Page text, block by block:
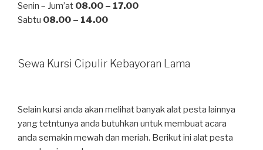
Senin – Jum’at 08.00 – 17.00
Sabtu 08.00 – 14.00
Sewa Kursi Cipulir Kebayoran Lama
Selain kursi anda akan melihat banyak alat pesta lainnya
yang tetntunya anda butuhkan untuk membuat acara
anda semakin mewah dan meriah. Berikut ini alat pesta